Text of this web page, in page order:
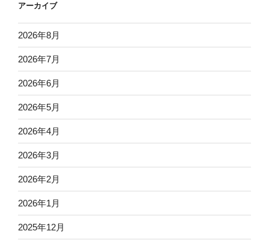
アーカイブ
2026年8月
2026年7月
2026年6月
2026年5月
2026年4月
2026年3月
2026年2月
2026年1月
2025年12月